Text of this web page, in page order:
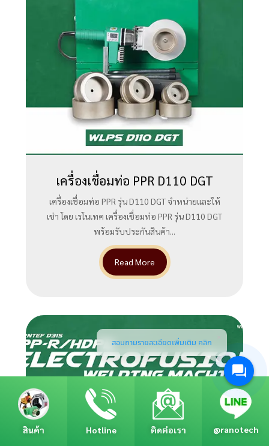
สินค้า Hotline ติดต่อเรา @ranotech
เครื่องเชื่อมท่อ PPR D110 DGT
เครื่องเชื่อมท่อ PPR รุ่น D110 DGT จำหน่ายและให้
เช่า โดย เรโนเทค เครื่องเชื่อมท่อ PPR รุ่น D110 DGT
พร้อมรับประกันสินค้า...
Read More
สอบถามรายละเอียดเพิ่มเติม คลิก